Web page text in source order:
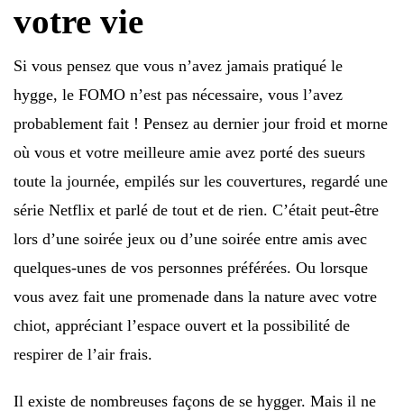
votre vie
Si vous pensez que vous n’avez jamais pratiqué le
hygge, le FOMO n’est pas nécessaire, vous l’avez
probablement fait ! Pensez au dernier jour froid et morne
où vous et votre meilleure amie avez porté des sueurs
toute la journée, empilés sur les couvertures, regardé une
série Netflix et parlé de tout et de rien. C’était peut-être
lors d’une soirée jeux ou d’une soirée entre amis avec
quelques-unes de vos personnes préférées. Ou lorsque
vous avez fait une promenade dans la nature avec votre
chiot, appréciant l’espace ouvert et la possibilité de
respirer de l’air frais.
Il existe de nombreuses façons de se hygger. Mais il ne